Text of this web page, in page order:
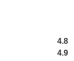
4.8
4.9